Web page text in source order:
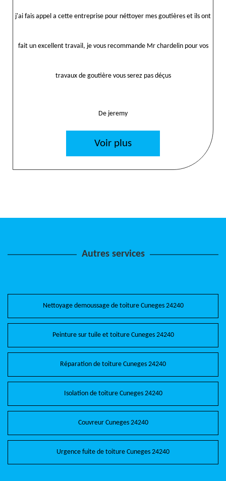
j'ai fais appel a cette entreprise pour néttoyer mes goutières et ils ont
fait un excellent travail, je vous recommande Mr chardelin pour vos
travaux de goutière vous serez pas déçus
De jeremy
Voir plus
Autres services
Nettoyage demoussage de toiture Cuneges 24240
Peinture sur tuile et toiture Cuneges 24240
Réparation de toiture Cuneges 24240
Isolation de toiture Cuneges 24240
Couvreur Cuneges 24240
Urgence fuite de toiture Cuneges 24240